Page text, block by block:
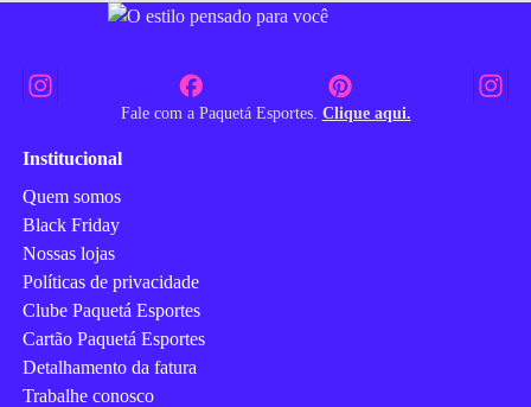
Fale com a Paquetá Esportes. Clique aqui.
Institucional
Quem somos
Black Friday
Nossas lojas
Políticas de privacidade
Clube Paquetá Esportes
Cartão Paquetá Esportes
Detalhamento da fatura
Trabalhe conosco